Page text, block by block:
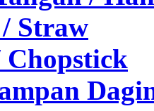
Straw
Chopstick